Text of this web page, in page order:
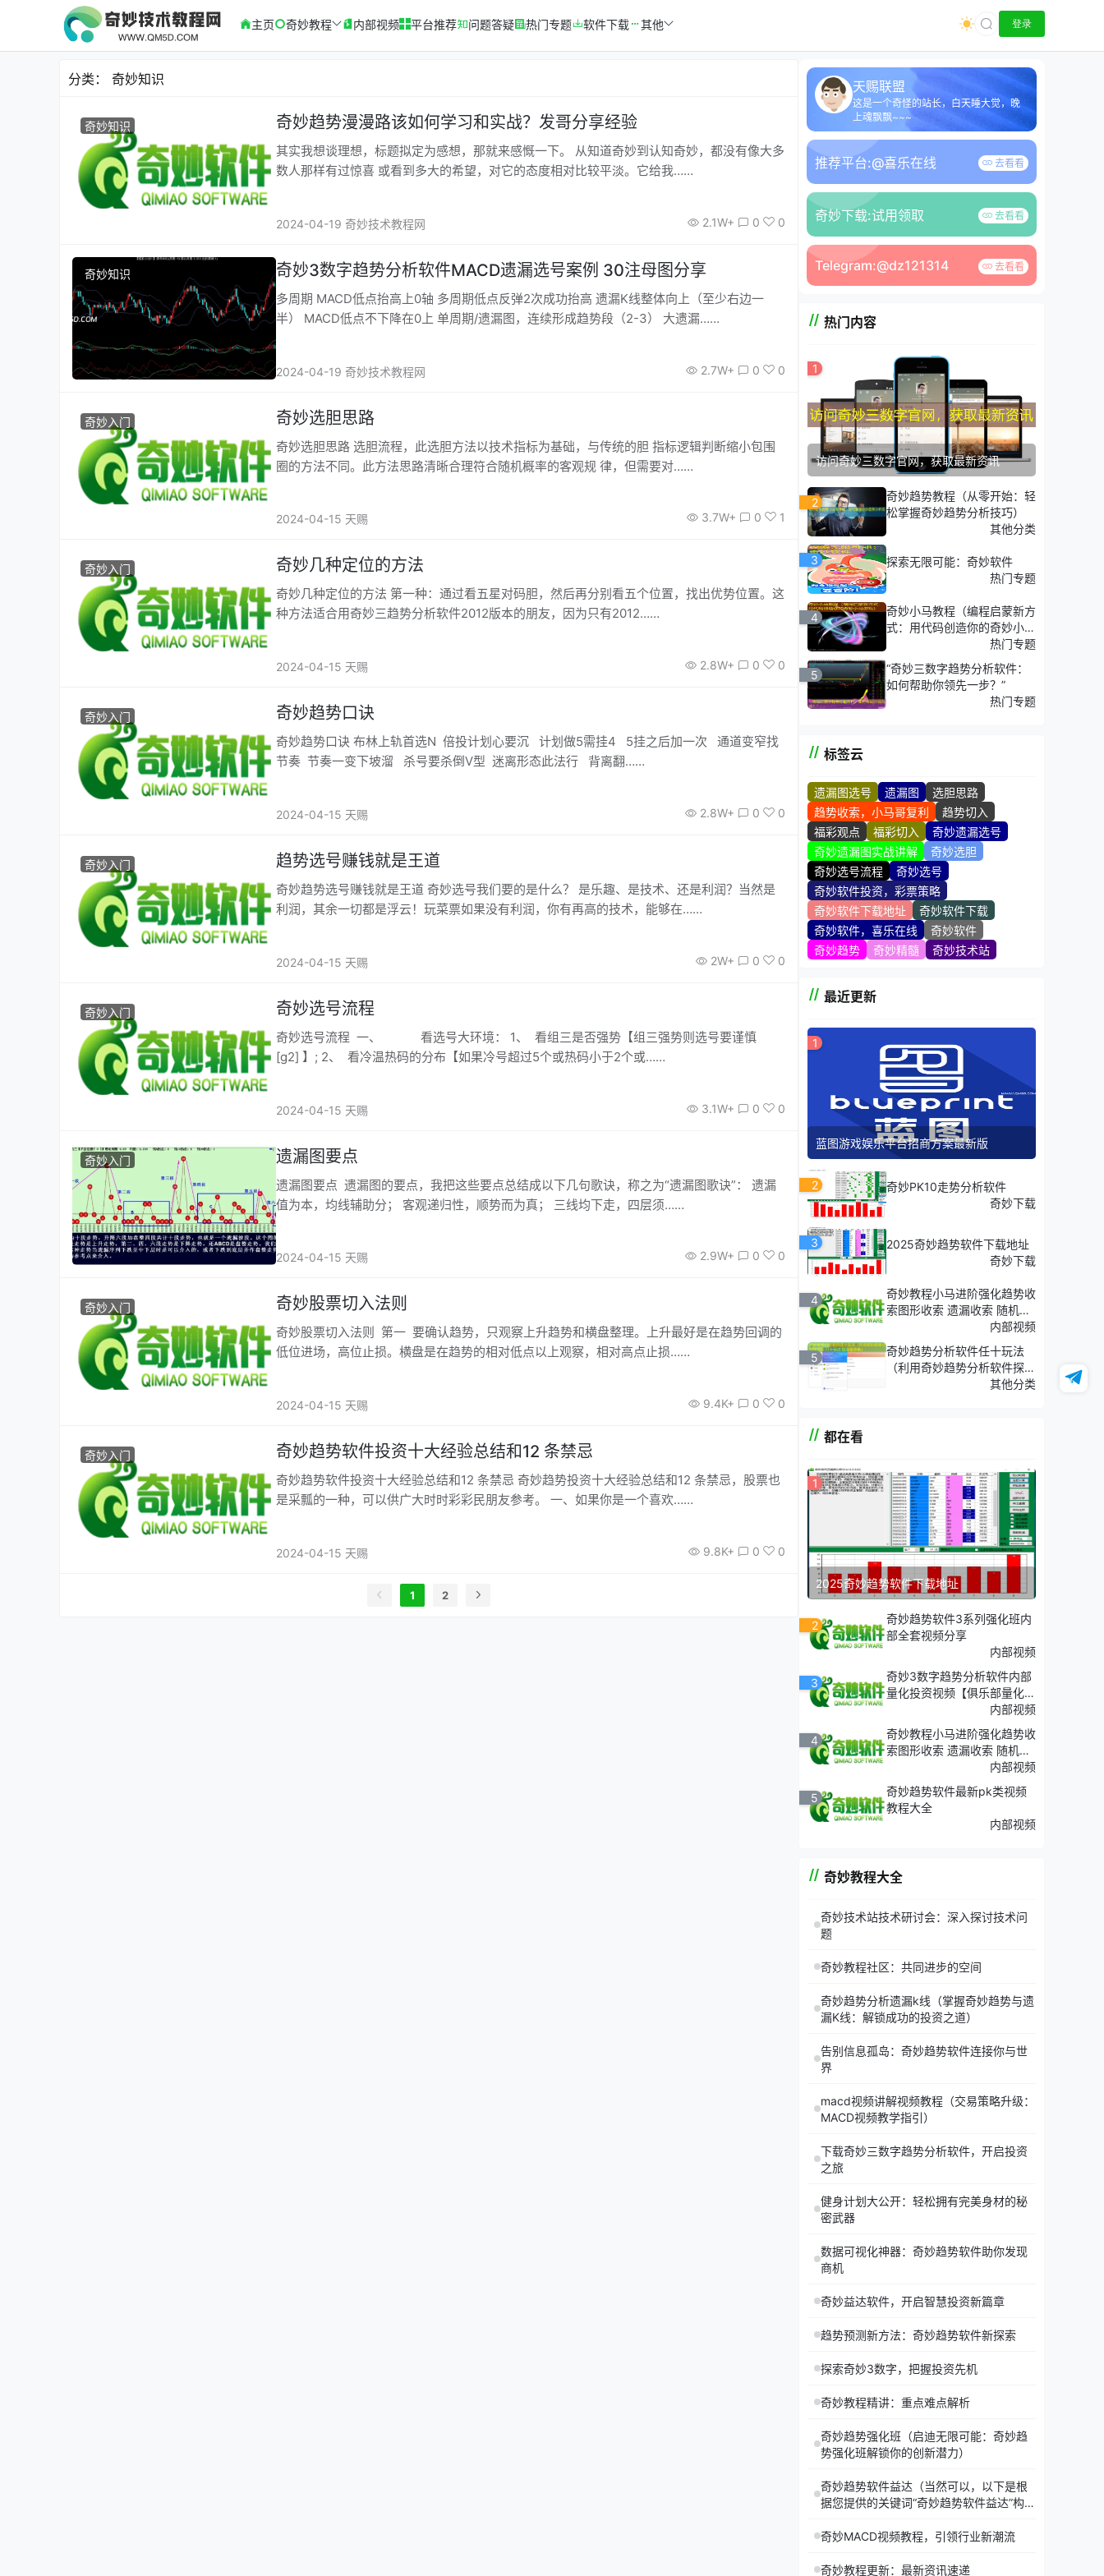
主页 奇妙教程 内部视频 平台推荐 问题答疑 热门专题 软件下载 其他 登录
分类： 奇妙知识
奇妙知识 奇妙趋势漫漫路该如何学习和实战？发哥分享经验
其实我想谈理想，标题拟定为感想，那就来感慨一下。 从知道奇妙到认知奇妙，都没有像大多
数人那样有过惊喜 或看到多大的希望，对它的态度相对比较平淡。它给我……
2024-04-19 奇妙技术教程网 2.1W+ 0 0
奇妙知识 奇妙3数字趋势分析软件MACD遗漏选号案例 30注母图分享
多周期 MACD低点抬高上0轴 多周期低点反弹2次成功抬高 遗漏K线整体向上（至少右边一
半） MACD低点不下降在0上 单周期/遗漏图，连续形成趋势段（2-3） 大遗漏……
2024-04-19 奇妙技术教程网 2.7W+ 0 0
奇妙入门 奇妙选胆思路
奇妙选胆思路 选胆流程，此选胆方法以技术指标为基础，与传统的胆 指标逻辑判断缩小包围
圈的方法不同。此方法思路清晰合理符合随机概率的客观规 律，但需要对……
2024-04-15 天赐 3.7W+ 0 1
奇妙入门 奇妙几种定位的方法
奇妙几种定位的方法 第一种：通过看五星对码胆，然后再分别看五个位置，找出优势位置。这
种方法适合用奇妙三趋势分析软件2012版本的朋友，因为只有2012……
2024-04-15 天赐 2.8W+ 0 0
奇妙入门 奇妙趋势口诀
奇妙趋势口诀 布林上轨首选N 倍投计划心要沉 计划做5需挂4 5挂之后加一次 通道变窄找
节奏 节奏一变下坡溜 杀号要杀倒V型 迷离形态此法行 背离翻……
2024-04-15 天赐 2.8W+ 0 0
奇妙入门 趋势选号赚钱就是王道
奇妙趋势选号赚钱就是王道 奇妙选号我们要的是什么？ 是乐趣、是技术、还是利润？当然是
利润，其余一切都是浮云！玩菜票如果没有利润，你有再高的技术，能够在……
2024-04-15 天赐 2W+ 0 0
奇妙入门 奇妙选号流程
奇妙选号流程 一、 看选号大环境： 1、 看组三是否强势【组三强势则选号要谨慎
[g2] 】; 2、 看冷温热码的分布【如果冷号超过5个或热码小于2个或……
2024-04-15 天赐 3.1W+ 0 0
奇妙入门 遗漏图要点
遗漏图要点 遗漏图的要点，我把这些要点总结成以下几句歌诀，称之为“遗漏图歌诀”： 遗漏
值为本，均线辅助分； 客观递归性，顺势而为真； 三线均下走，四层须……
2024-04-15 天赐 2.9W+ 0 0
奇妙入门 奇妙股票切入法则
奇妙股票切入法则 第一 要确认趋势，只观察上升趋势和横盘整理。上升最好是在趋势回调的
低位进场，高位止损。横盘是在趋势的相对低点以上观察，相对高点止损……
2024-04-15 天赐 9.4K+ 0 0
奇妙入门 奇妙趋势软件投资十大经验总结和12 条禁忌
奇妙趋势软件投资十大经验总结和12 条禁忌 奇妙趋势投资十大经验总结和12 条禁忌，股票也
是采瓢的一种，可以供广大时时彩彩民朋友参考。 一、如果你是一个喜欢……
2024-04-15 天赐 9.8K+ 0 0
1 2
天赐联盟
这是一个奇怪的站长，白天睡大觉，晚
上魂飘飘~~~
推荐平台:@喜乐在线 去看看
奇妙下载:试用领取 去看看
Telegram:@dz121314 去看看
热门内容
1
访问奇妙三数字官网，获取最新资讯
2
奇妙趋势教程（从零开始：轻
松掌握奇妙趋势分析技巧）
其他分类
3
探索无限可能：奇妙软件
热门专题
4
奇妙小马教程（编程启蒙新方
式：用代码创造你的奇妙小马
热门专题
5
“奇妙三数字趋势分析软件：
如何帮助你领先一步？”
热门专题
标签云
遗漏图选号 遗漏图
选胆思路
趋势收索，小马哥复利
趋势切入
福彩观点
福彩切入
奇妙遗漏选号
奇妙遗漏图实战讲解
奇妙选胆
奇妙选号流程
奇妙选号
奇妙软件投资，彩票策略
奇妙软件下载地址
奇妙软件下载
奇妙软件，喜乐在线
奇妙软件
奇妙趋势
奇妙精髓 奇妙技术站
最近更新
1
蓝图游戏娱乐平台招商方案最新版
2
奇妙PK10走势分析软件
奇妙下载
3
2025奇妙趋势软件下载地址
奇妙下载
4
奇妙教程小马进阶强化趋势收
索图形收索 遗漏收索 随机收
内部视频
5
奇妙趋势分析软件任十玩法
（利用奇妙趋势分析软件探
索'任十玩法'的深度策略）
其他分类
都在看
1
2025奇妙趋势软件下载地址
2
奇妙趋势软件3系列强化班内
部全套视频分享
内部视频
3
奇妙3数字趋势分析软件内部
量化投资视频【俱乐部量化7
内部视频
4
奇妙教程小马进阶强化趋势收
索图形收索 遗漏收索 随机收
内部视频
5
奇妙趋势软件最新pk类视频
教程大全
内部视频
奇妙教程大全
奇妙技术站技术研讨会：深入探讨技术问
题
奇妙教程社区：共同进步的空间
奇妙趋势分析遗漏k线（掌握奇妙趋势与遗
漏K线：解锁成功的投资之道）
告别信息孤岛：奇妙趋势软件连接你与世
界
macd视频讲解视频教程（交易策略升级：
MACD视频教学指引）
下载奇妙三数字趋势分析软件，开启投资
之旅
健身计划大公开：轻松拥有完美身材的秘
密武器
数据可视化神器：奇妙趋势软件助你发现
商机
奇妙益达软件，开启智慧投资新篇章
趋势预测新方法：奇妙趋势软件新探索
探索奇妙3数字，把握投资先机
奇妙教程精讲：重点难点解析
奇妙趋势强化班（启迪无限可能：奇妙趋
势强化班解锁你的创新潜力）
奇妙趋势软件益达（当然可以，以下是根
据您提供的关键词“奇妙趋势软件益达”构思
奇妙MACD视频教程，引领行业新潮流
奇妙教程更新：最新资讯速递